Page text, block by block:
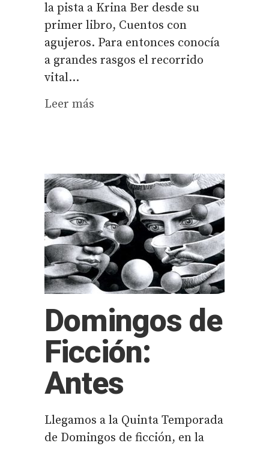
la pista a Krina Ber desde su
primer libro, Cuentos con
agujeros. Para entonces conocía
a grandes rasgos el recorrido
vital...
Leer más
Domingos de
Ficción:
Antes
Llegamos a la Quinta Temporada
de Domingos de ficción, en la